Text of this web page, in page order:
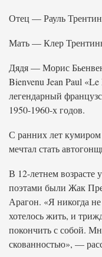
Отец — Рауль
Мать — Клер
Дядя — Морис
Bienvenu Jean Paul
легендарный
1950-1960-х годов.
С ранних лет
мечтал стать
В 12-летнем возрасте
поэтами были Жак
Арагон. «Я никогда
хотелось жить, и
покончить с собой.
скованностью», —